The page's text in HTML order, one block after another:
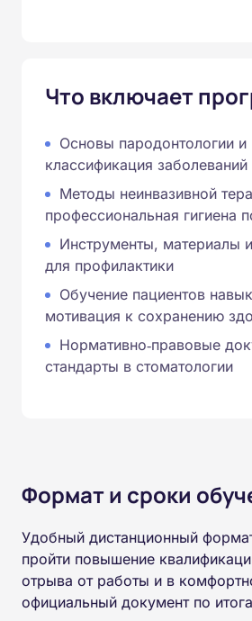
Что включает
Основы пародонтологии и
классификация заболеваний
Методы неинвазивной
профессиональная гигиена
Инструменты, материалы
для профилактики
Обучение пациентов
мотивация к сохранению
Нормативно‑правовые
стандарты в стоматологии
Формат и сроки
Удобный дистанционный
пройти повышение
отрыва от работы и в
официальный документ по